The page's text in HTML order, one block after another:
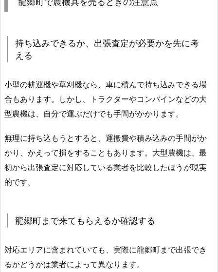
持ち込みできるか、出張査定が必要かを先に考
える
小型の耕運機や草刈機なら、車に積んで持ち込みできる場
合もあります。しかし、トラクターやコンバインなどの大
型農機は、自分で運ぶだけでも手間がかかります。
無理に持ち込もうとすると、運搬費や積み込みの手間がか
かり、かえって損をすることもあります。大型農機は、最
初から出張査定に対応している業者を比較したほうが現実
的です。
龍郷町まで来てもらえるか確認する
対応エリアに含まれていても、実際に龍郷町まで出張でき
るかどうかは業者によって異なります。